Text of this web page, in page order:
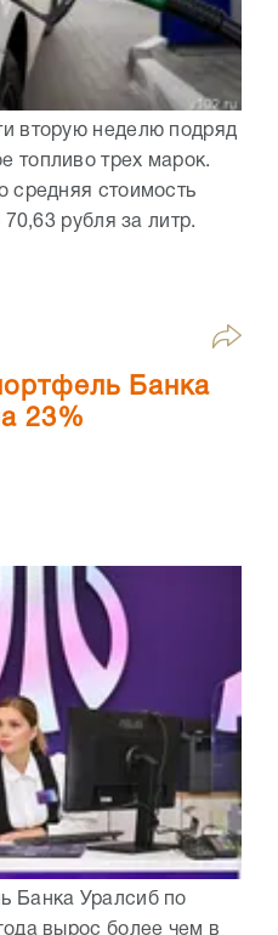
вторую неделю подряд
топливо трех марок.
средняя стоимость
рубля за литр.
Банка
23%
Банка Уралсиб по
вырос более чем в